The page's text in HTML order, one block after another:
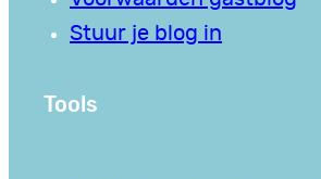
Stuur je blog in
Tools